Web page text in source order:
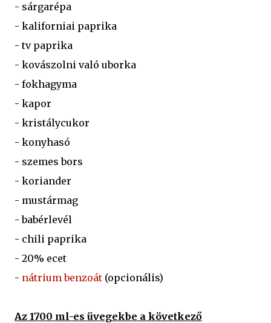
- sárgarépa
- kaliforniai paprika
- tv paprika
- kovászolni való uborka
- fokhagyma
- kapor
- kristálycukor
- konyhasó
- szemes bors
- koriander
- mustármag
- babérlevél
- chili paprika
- 20% ecet
- nátrium benzoát (opcionális)
Az 1700 ml-es üvegekbe a következő